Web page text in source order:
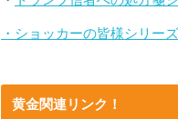
・ショッカーの皆様シリーズ
黄金関連リンク！